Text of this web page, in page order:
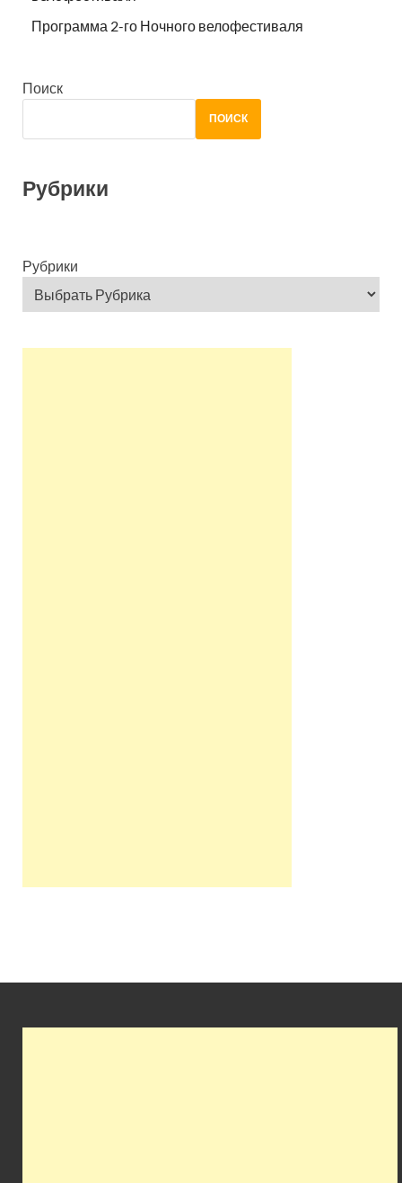
Программа 2-го Ночного велофестиваля
Поиск
ПОИСК
Рубрики
Рубрики